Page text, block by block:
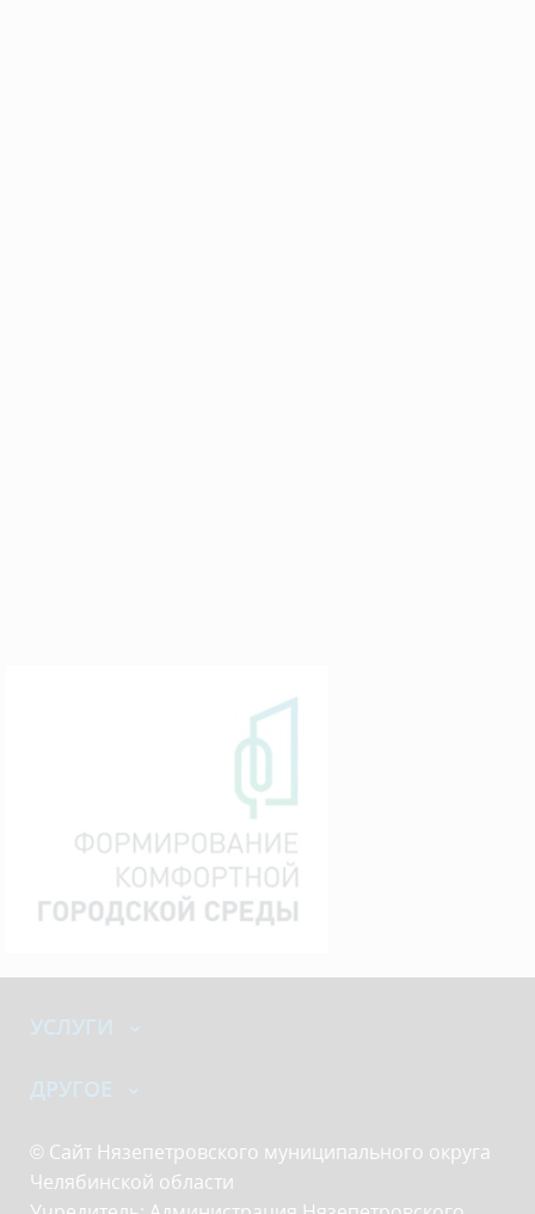
УСЛУГИ
ДРУГОЕ
© Сайт Нязепетровского муниципального округа
Челябинской области